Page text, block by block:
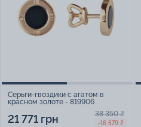
Серьги-гвоздики с агатом в
красном золоте - 819906
21 771 грн 38 350 ₴
-16 579 ₴